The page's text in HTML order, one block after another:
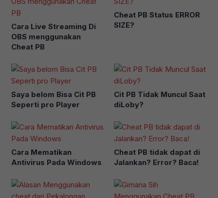
Cara Live Streaming Di
OBS menggunakan
Cheat PB
Cheat PB Status ERROR
SIZE?
Saya belom Bisa Cit PB
Seperti pro Player
Cit PB Tidak Muncul Saat
diLoby?
Cara Mematikan
Antivirus Pada Windows
Cheat PB tidak dapat di
Jalankan? Error? Baca!